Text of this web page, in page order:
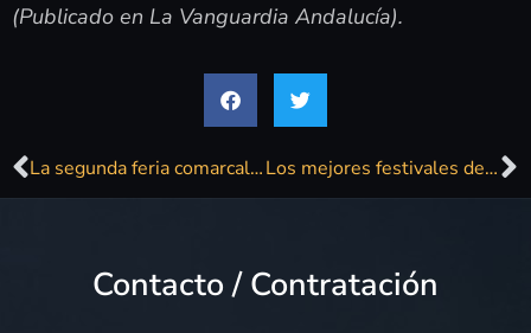
(Publicado en La Vanguardia Andalucía).
La segunda feria comarcal Sabor a Málaga del año se celebrará en Rincón de la Victoria del 15 al 17 de junio Los mejores festivales de música que podrás disfrutar este verano en Cataluña
Contacto / Contratación